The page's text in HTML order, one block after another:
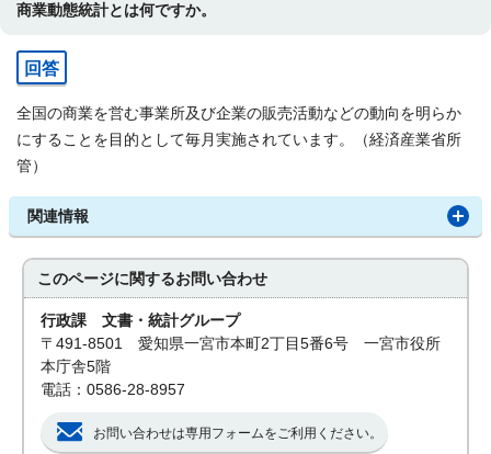
商業動態統計とは何ですか。
回答
全国の商業を営む事業所及び企業の販売活動などの動向を明らか
にすることを目的として毎月実施されています。（経済産業省所
管）
関連情報
このページに関するお問い合わせ
行政課 文書・統計グループ
〒491-8501 愛知県一宮市本町2丁目5番6号 一宮市役所
本庁舎5階
電話：0586-28-8957
お問い合わせは専用フォームをご利用ください。